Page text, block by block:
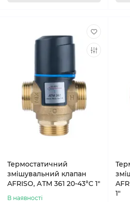
Термостатичний
змішувальний клапан
AFRISO, АТМ 361 20-43°С 1″
В наявності
1″